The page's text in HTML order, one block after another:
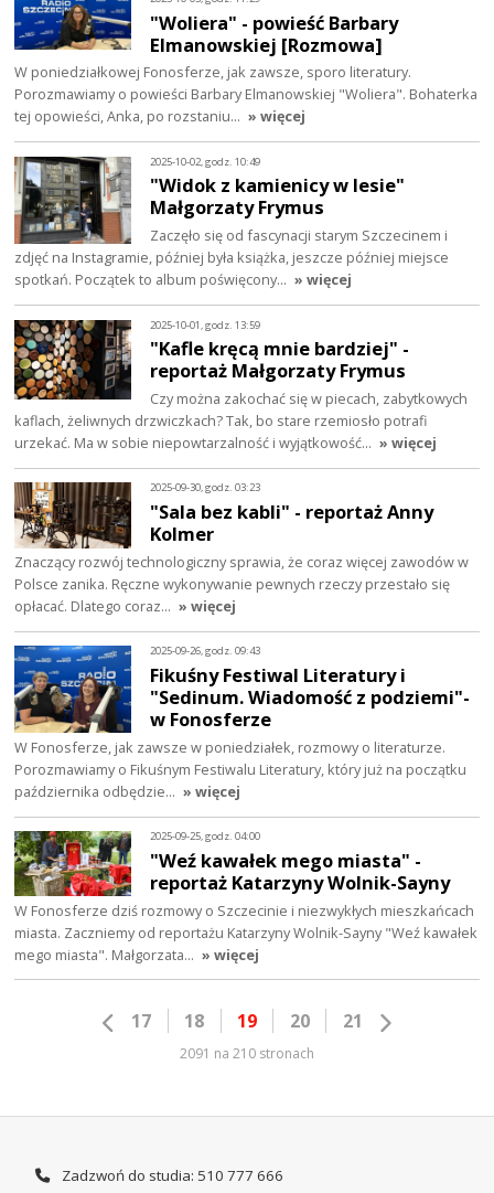
"Woliera" - powieść Barbary
Elmanowskiej [Rozmowa]
W poniedziałkowej Fonosferze, jak zawsze, sporo literatury.
Porozmawiamy o powieści Barbary Elmanowskiej "Woliera". Bohaterka
tej opowieści, Anka, po rozstaniu… » więcej
2025-10-02, godz. 10:49
"Widok z kamienicy w lesie"
Małgorzaty Frymus
Zaczęło się od fascynacji starym Szczecinem i
zdjęć na Instagramie, później była książka, jeszcze później miejsce
spotkań. Początek to album poświęcony… » więcej
2025-10-01, godz. 13:59
"Kafle kręcą mnie bardziej" -
reportaż Małgorzaty Frymus
Czy można zakochać się w piecach, zabytkowych
kaflach, żeliwnych drzwiczkach? Tak, bo stare rzemiosło potrafi
urzekać. Ma w sobie niepowtarzalność i wyjątkowość… » więcej
2025-09-30, godz. 03:23
"Sala bez kabli" - reportaż Anny
Kolmer
Znaczący rozwój technologiczny sprawia, że coraz więcej zawodów w
Polsce zanika. Ręczne wykonywanie pewnych rzeczy przestało się
opłacać. Dlatego coraz… » więcej
2025-09-26, godz. 09:43
Fikuśny Festiwal Literatury i
"Sedinum. Wiadomość z podziemi"-
w Fonosferze
W Fonosferze, jak zawsze w poniedziałek, rozmowy o literaturze.
Porozmawiamy o Fikuśnym Festiwalu Literatury, który już na początku
października odbędzie… » więcej
2025-09-25, godz. 04:00
"Weź kawałek mego miasta" -
reportaż Katarzyny Wolnik-Sayny
W Fonosferze dziś rozmowy o Szczecinie i niezwykłych mieszkańcach
miasta. Zaczniemy od reportażu Katarzyny Wolnik-Sayny "Weź kawałek
mego miasta". Małgorzata… » więcej
17 18 19 20 21
2091 na 210 stronach
Zadzwoń do studia: 510 777 666